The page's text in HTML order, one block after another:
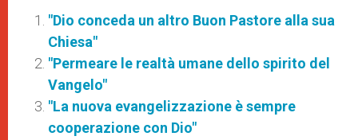
"Dio conceda un altro Buon Pastore alla sua
Chiesa"
"Permeare le realtà umane dello spirito del
Vangelo"
"La nuova evangelizzazione è sempre
cooperazione con Dio"